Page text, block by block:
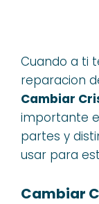
Cuando a ti
reparacion
Cambiar
importante
partes y
usar para
Cambiar